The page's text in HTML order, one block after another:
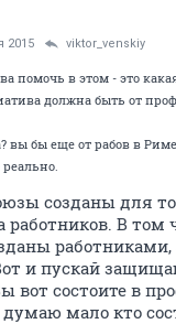
2015 viktor_venskiy
помочь в этом - это
должна быть от
вы бы еще от рабов в
созданы для
В том
работниками,
и пускай
вот состоите в
мало кто